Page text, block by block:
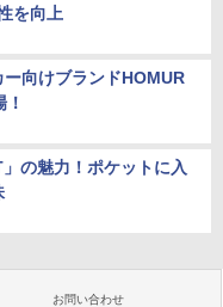
を向上
向けブランドHOMUR
の魅力！ポケットに入
お問い合わせ